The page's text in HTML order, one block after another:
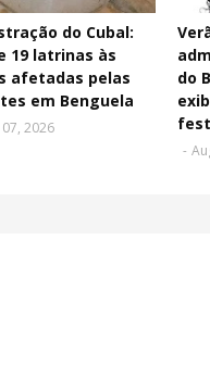
do Cubal:
19 latrinas às
afetadas pelas
em Benguela
2026
do
-